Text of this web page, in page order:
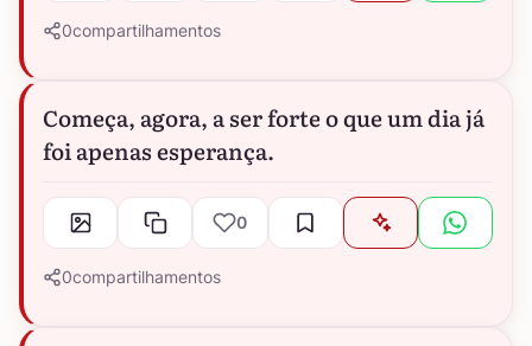
0compartilhamentos
Começa, agora, a ser forte o que um dia já
foi apenas esperança.
0
0compartilhamentos